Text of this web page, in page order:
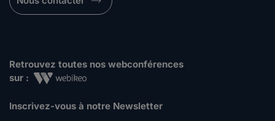
Retrouvez toutes nos webconférences
sur :
Inscrivez-vous à notre Newsletter